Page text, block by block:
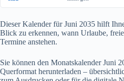
Dieser Kalender für Juni 2035 hilft
Blick zu erkennen, wann Urlaube,
Termine anstehen.
Sie können den Monatskalender Juni
Querformat herunterladen –